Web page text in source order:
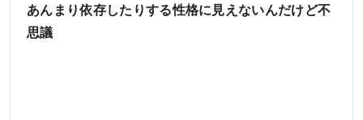
あんまり依存したりする性格に見えないんだけど不
思議